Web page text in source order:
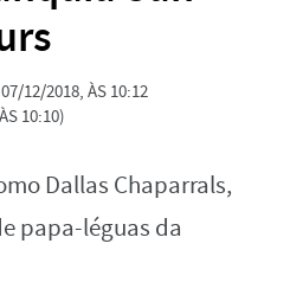
12/2018, ÀS 10:12
10:10)
Dallas Chaparrals,
papa-léguas da